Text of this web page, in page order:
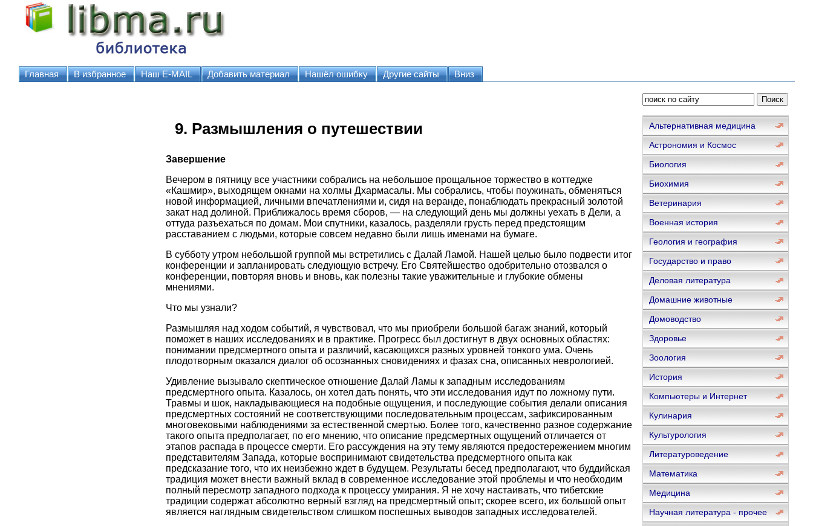
Главная В избранное Наш E-MAIL Добавить материал Нашёл ошибку Другие сайты Вниз
9. Размышления о путешествии
Завершение
Вечером в пятницу все участники собрались на небольшое прощальное торжество в коттедже
«Кашмир», выходящем окнами на холмы Дхармасалы. Мы собрались, чтобы поужинать, обменяться
новой информацией, личными впечатлениями и, сидя на веранде, понаблюдать прекрасный золотой
закат над долиной. Приближалось время сборов, — на следующий день мы должны уехать в Дели, а
оттуда разъехаться по домам. Мои спутники, казалось, разделяли грусть перед предстоящим
расставанием с людьми, которые совсем недавно были лишь именами на бумаге.
В субботу утром небольшой группой мы встретились с Далай Ламой. Нашей целью было подвести итог
конференции и запланировать следующую встречу. Его Святейшество одобрительно отозвался о
конференции, повторяя вновь и вновь, как полезны такие уважительные и глубокие обмены
мнениями.
Что мы узнали?
Размышляя над ходом событий, я чувствовал, что мы приобрели большой багаж знаний, который
поможет в наших исследованиях и в практике. Прогресс был достигнут в двух основных областях:
понимании предсмертного опыта и различий, касающихся разных уровней тонкого ума. Очень
плодотворным оказался диалог об осознанных сновидениях и фазах сна, описанных неврологией.
Удивление вызывало скептическое отношение Далай Ламы к западным исследованиям
предсмертного опыта. Казалось, он хотел дать понять, что эти исследования идут по ложному пути.
Травмы и шок, накладывающиеся на подобные ощущения, и последующие события делали описания
предсмертных состояний не соответствующими последовательным процессам, зафиксированным
многовековыми наблюдениями за естественной смертью. Более того, качественно разное содержание
такого опыта предполагает, по его мнению, что описание предсмертных ощущений отличается от
этапов распада в процессе смерти. Его рассуждения на эту тему являются предостережением многим
представителям Запада, которые воспринимают свидетельства предсмертного опыта как
предсказание того, что их неизбежно ждет в будущем. Результаты бесед предполагают, что буддийская
традиция может внести важный вклад в современное исследование этой проблемы и что необходим
полный пересмотр западного подхода к процессу умирания. Я не хочу настаивать, что тибетские
традиции содержат абсолютно верный взгляд на предсмертный опыт; скорее всего, их большой опыт
является наглядным свидетельством слишком поспешных выводов западных исследователей.
Альтернативная медицина
Астрономия и Космос
Биология
Биохимия
Ветеринария
Военная история
Геология и география
Государство и право
Деловая литература
Домашние животные
Домоводство
Здоровье
Зоология
История
Компьютеры и Интернет
Кулинария
Культурология
Литературоведение
Математика
Медицина
Научная литература - прочее